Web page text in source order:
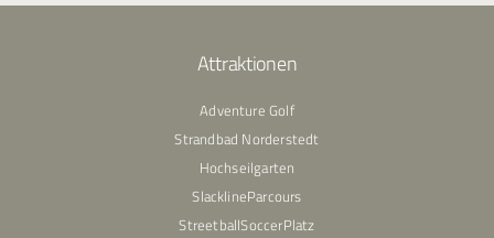
Attraktionen
Adventure Golf
Strandbad Norderstedt
Hochseilgarten
SlacklineParcours
StreetballSoccerPlatz